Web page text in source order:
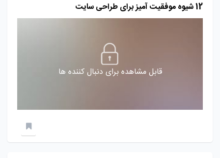
12 شیوه موفقیت آمیز برای طراحی سایت
قابل مشاهده برای دنبال کننده ها